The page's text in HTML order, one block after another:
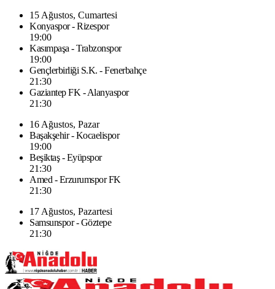
15 Ağustos, Cumartesi
Konyaspor - Rizespor
19:00
Kasımpaşa - Trabzonspor
19:00
Gençlerbirliği S.K. - Fenerbahçe
21:30
Gaziantep FK - Alanyaspor
21:30
16 Ağustos, Pazar
Başakşehir - Kocaelispor
19:00
Beşiktaş - Eyüpspor
21:30
Amed - Erzurumspor FK
21:30
17 Ağustos, Pazartesi
Samsunspor - Göztepe
21:30